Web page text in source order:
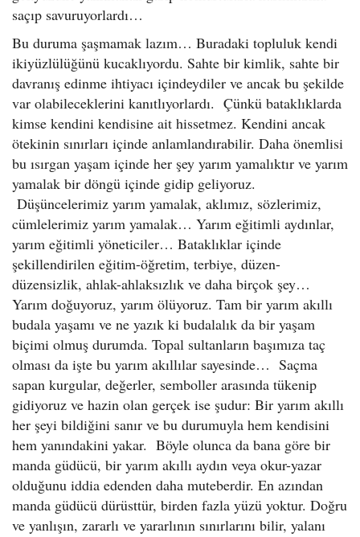
saçıp savuruyorlardı…
Bu duruma şaşmamak lazım… Buradaki topluluk kendi
ikiyüzlülüğünü kucaklıyordu. Sahte bir kimlik, sahte bir
davranış edinme ihtiyacı içindeydiler ve ancak bu şekilde
var olabileceklerini kanıtlıyorlardı. Çünkü bataklıklarda
kimse kendini kendisine ait hissetmez. Kendini ancak
ötekinin sınırları içinde anlamlandırabilir. Daha önemlisi
bu ısırgan yaşam içinde her şey yarım yamalıktır ve yarım
yamalak bir döngü içinde gidip geliyoruz.
Düşüncelerimiz yarım yamalak, aklımız, sözlerimiz,
cümlelerimiz yarım yamalak… Yarım eğitimli aydınlar,
yarım eğitimli yöneticiler… Bataklıklar içinde
şekillendirilen eğitim-öğretim, terbiye, düzen-
düzensizlik, ahlak-ahlaksızlık ve daha birçok şey…
Yarım doğuyoruz, yarım ölüyoruz. Tam bir yarım akıllı
budala yaşamı ve ne yazık ki budalalık da bir yaşam
biçimi olmuş durumda. Topal sultanların başımıza taç
olması da işte bu yarım akıllılar sayesinde… Saçma
sapan kurgular, değerler, semboller arasında tükenip
gidiyoruz ve hazin olan gerçek ise şudur: Bir yarım akıllı
her şeyi bildiğini sanır ve bu durumuyla hem kendisini
hem yanındakini yakar. Böyle olunca da bana göre bir
manda güdücü, bir yarım akıllı aydın veya okur-yazar
olduğunu iddia edenden daha muteberdir. En azından
manda güdücü dürüsttür, birden fazla yüzü yoktur. Doğru
ve yanlışın, zararlı ve yararlının sınırlarını bilir, yalanı